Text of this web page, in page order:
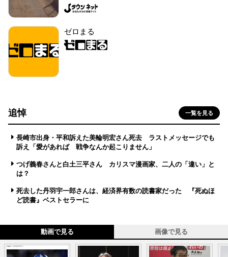
ゼロまる
追悼 一覧を見る
長崎市出身・平和訴えた美輪明宏さん死去 ラストメッセージでも
訴え「愛があれば 戦争なんか起こりません」
つげ義春さんと白土三平さん カリスマ漫画家、二人の「違い」と
は？
死去した丹羽宇一郎さんは、経済界有数の読書家だった 『死ぬほ
ど読書』ベストセラーに
動画で見る 画像で見る